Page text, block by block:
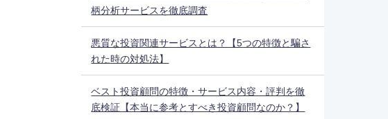
柄分析サービスを徹底調査
悪質な投資関連サービスとは？【5つの特徴と騙さ
れた時の対処法】
ベスト投資顧問の特徴・サービス内容・評判を徹
底検証【本当に参考とすべき投資顧問なのか？】